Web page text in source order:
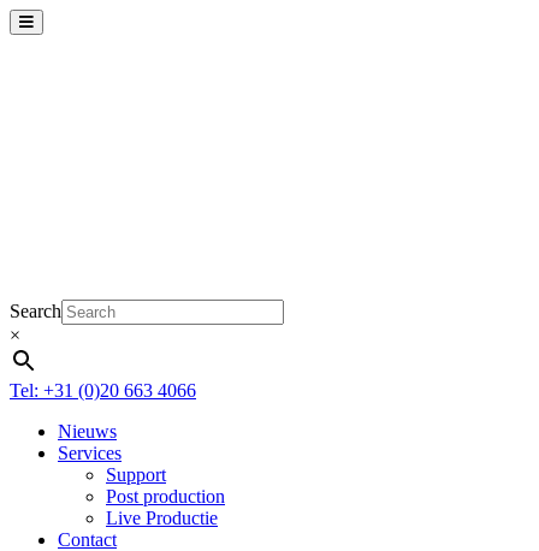
Search
×
Tel: +31 (0)20 663 4066
Nieuws
Services
Support
Post production
Live Productie
Contact